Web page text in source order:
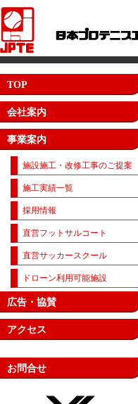
TOP
会社案内
事業案内
施設施工・改修工事のご提案
施工実績一覧
採用情報
直営フットサルコート
直営サッカースクール
ドローン利用可能施設
広告・協賛
アクセス
お問合せ